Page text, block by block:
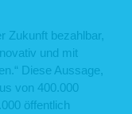
Zukunft bezahlbar,
und mit
Diese Aussage,
von 400.000
öffentlich